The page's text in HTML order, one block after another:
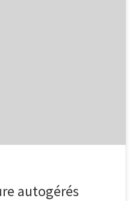
autogérés